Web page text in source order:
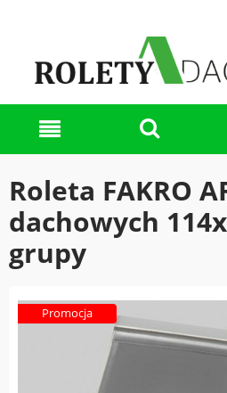
Roleta FAKRO
dachowych
grupy
Promocja